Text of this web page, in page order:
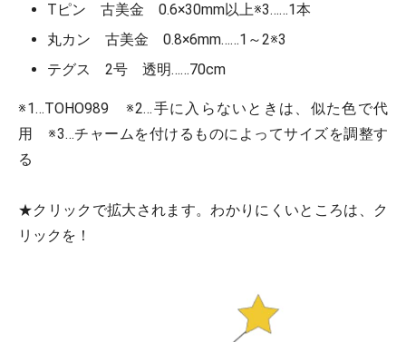
Tピン 古美金 0.6×30mm以上※3……1本
丸カン 古美金 0.8×6mm……1～2※3
テグス 2号 透明……70cm
※1…TOHO989 ※2…手に入らないときは、似た色で代
用 ※3…チャームを付けるものによってサイズを調整す
る
★クリックで拡大されます。わかりにくいところは、ク
リックを！